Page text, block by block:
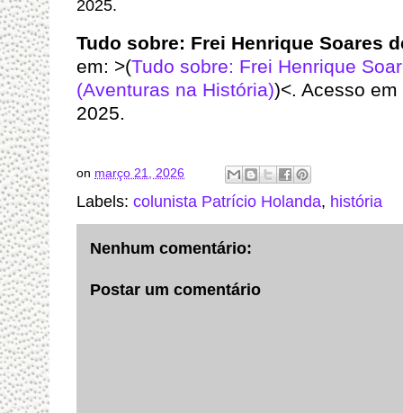
2025.
Tudo sobre: Frei Henrique Soares
em: >(Tudo sobre: Frei Henrique
(Aventuras na História))<. Acesso em
2025.
on março 21, 2026
Labels: colunista Patrício Holanda, história
Nenhum comentário:
Postar um comentário